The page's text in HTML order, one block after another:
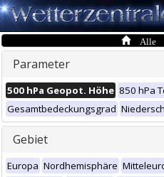
Alle
Parameter
500 hPa Geopot. Höhe 850 hPa
Gesamtbedeckungsgrad
Gebiet
Europa Nordhemisphäre